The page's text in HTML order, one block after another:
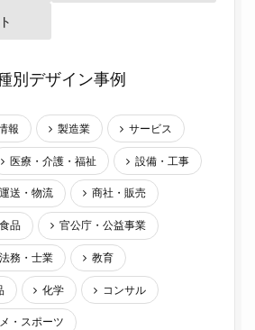
別デザイン事例
報 製造業 サービス
医療・介護・福祉 設備・工事
送・物流 商社・販売
品 官公庁・公益事業
務・士業 教育
化学 コンサル
・スポーツ